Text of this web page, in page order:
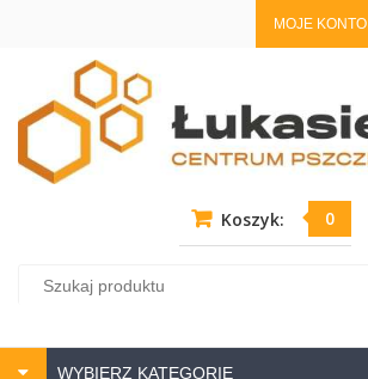
MOJE KONTO
Koszyk: 0
WYBIERZ KATEGORIĘ